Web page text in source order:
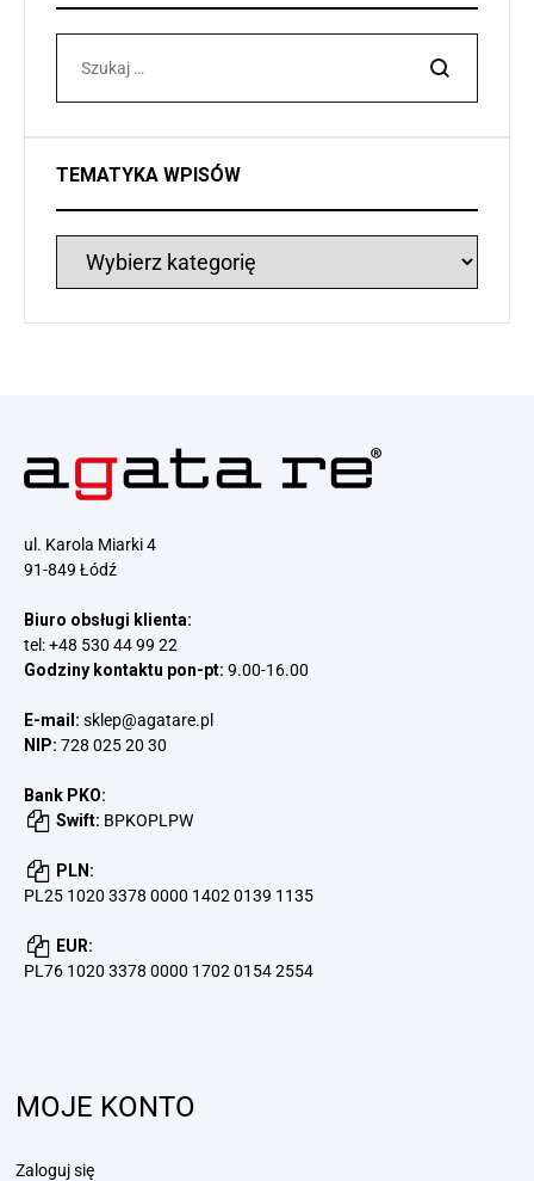
Szukaj
TEMATYKA WPISÓW
Tematyka
wpisów
ul. Karola Miarki 4
91-849 Łódź
Biuro obsługi klienta:
tel:+48 530 44 99 22
Godziny kontaktu pon-pt: 9.00-16.00
E-mail: sklep@agatare.pl
NIP: 728 025 20 30
Bank PKO:
Swift: BPKOPLPW
PLN:
PL25 1020 3378 0000 1402 0139 1135
EUR:
PL76 1020 3378 0000 1702 0154 2554
MOJE KONTO
Zaloguj się